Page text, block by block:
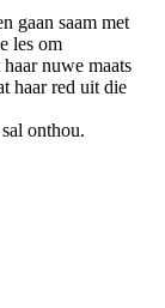
gaan saam met
les om
nuwe maats
haar red uit die
onthou.